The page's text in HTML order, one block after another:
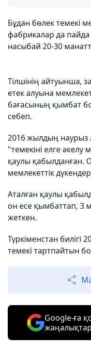
Бұдан бөлек темекі
фабрикалар да
насыбай 20-30
Тілшінің айтуынша,
етек алуына
бағасының қымбат
себеп.
2016 жылдың наурыз
"темекіні елге әкелу
қаулы қабылданған.
мемлекеттік
Аталған қаулы
он есе қымбаттап, 3
жеткен.
Түркіменстан билігі
темекі тартпайтын
Google-ға